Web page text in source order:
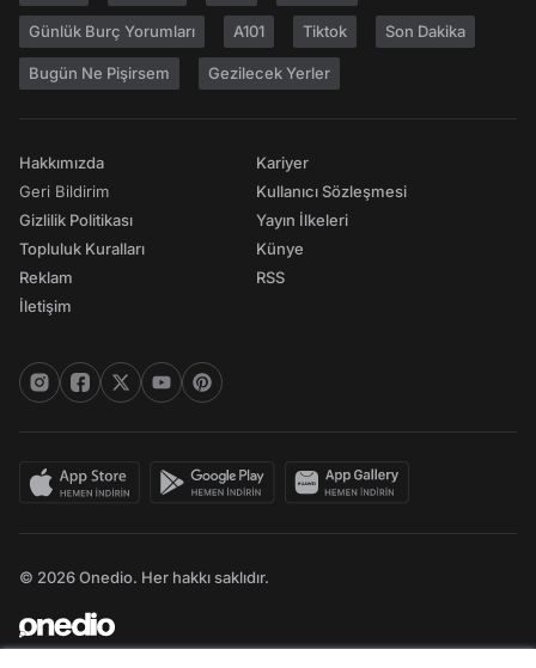
Günlük Burç Yorumları A101 Tiktok Son Dakika
Bugün Ne Pişirsem Gezilecek Yerler
Hakkımızda
Geri Bildirim
Gizlilik Politikası
Topluluk Kuralları
Reklam
İletişim
Kariyer
Kullanıcı Sözleşmesi
Yayın İlkeleri
Künye
RSS
© 2026 Onedio. Her hakkı saklıdır.